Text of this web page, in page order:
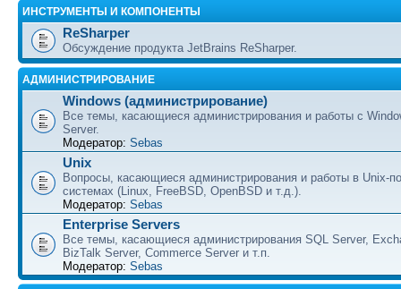
ИНСТРУМЕНТЫ И КОМПОНЕНТЫ
ReSharper
Обсуждение продукта JetBrains ReSharper.
АДМИНИСТРИРОВАНИЕ
Windows (администрирование)
Все темы, касающиеся администрирования и работы с
Server.
Модератор: Sebas
Unix
Вопросы, касающиеся администрирования и работы в Unix-
системах (Linux, FreeBSD, OpenBSD и т.д.).
Модератор: Sebas
Enterprise Servers
Все темы, касающиеся администрирования SQL Server,
BizTalk Server, Commerce Server и т.п.
Модератор: Sebas